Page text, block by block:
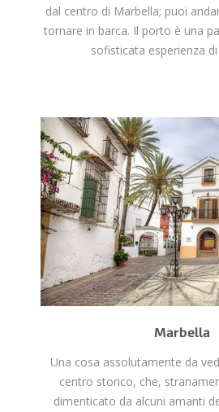
dal centro di Marbella; puoi
tornare in barca. Il porto è una
sofisticata esperienza di
Marbella
Una cosa assolutamente da
centro storico, che,
dimenticato da alcuni amanti